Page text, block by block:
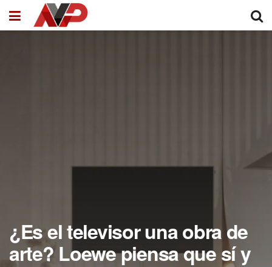
¿Es el televisor una obra de
arte? Loewe piensa que sí y